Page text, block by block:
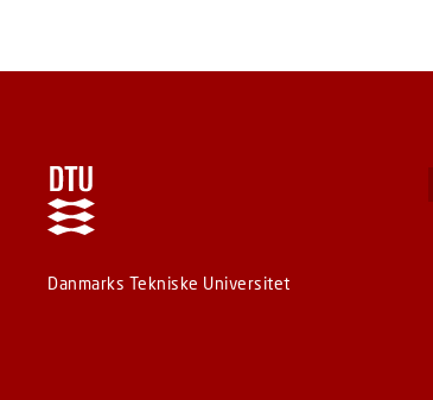
Danmarks Tekniske Universitet